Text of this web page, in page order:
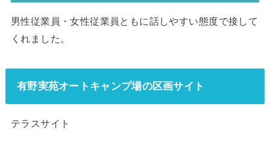
男性従業員・女性従業員ともに話しやすい態度で接して
くれました。
有野実苑オートキャンプ場の区画サイト
テラスサイト